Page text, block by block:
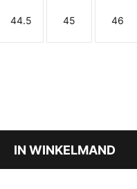
Maat
44.5
Maat
45
Maat
46
favorieten
IN WINKELMAND